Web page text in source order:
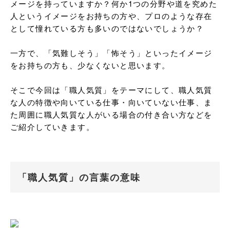
メージを持っていますか？何か1つの分野や道を究めた
人というイメージをお持ちの方や、プロのような存在
として憧れている方も多いのではないでしょうか？
一方で、「気難しそう」「怖そう」といったイメージ
をお持ちの方も、少なくないと思います。
そこで今回は「職人気質」をテーマにして、職人気質
な人の特徴や向いている仕事・向いていない仕事、ま
た周囲に職人気質な人がいる場合の付き合い方などを
ご紹介していきます。
「職人気質」の言葉の意味